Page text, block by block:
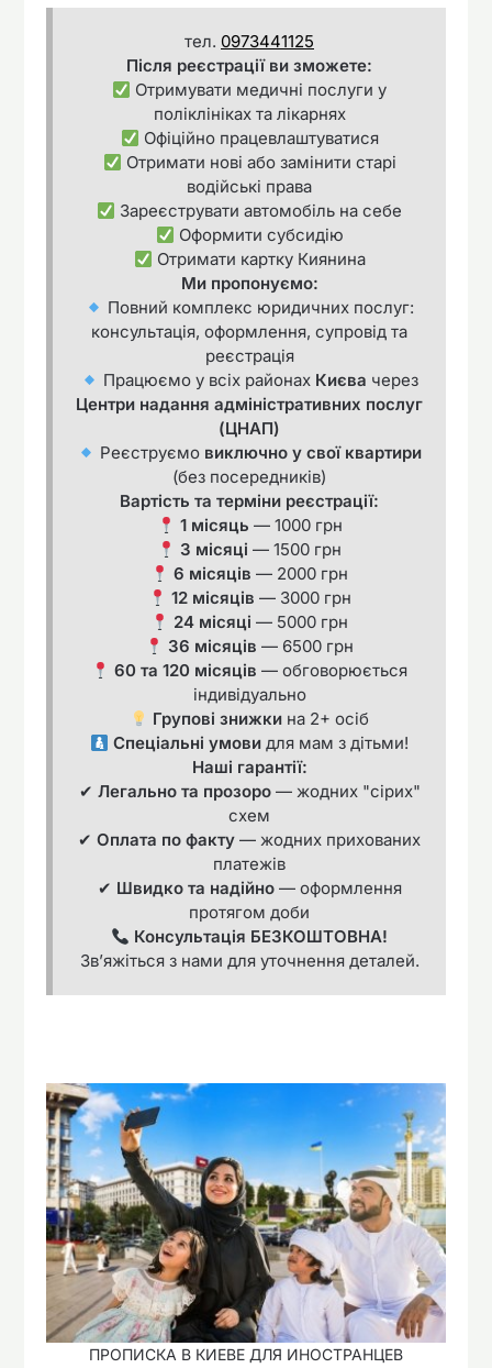
тел. 0973441125
Після реєстрації ви зможете:
Отримувати медичні послуги у
поліклініках та лікарнях
Офіційно працевлаштуватися
Отримати нові або замінити старі
водійські права
Зареєструвати автомобіль на себе
Оформити субсидію
Отримати картку Киянина
Ми пропонуємо:
Повний комплекс юридичних послуг:
консультація, оформлення, супровід та
реєстрація
Працюємо у всіх районах Києва через
Центри надання адміністративних послуг
(ЦНАП)
Реєструємо виключно у свої квартири
(без посередників)
Вартість та терміни реєстрації:
1 місяць — 1000 грн
3 місяці — 1500 грн
6 місяців — 2000 грн
12 місяців — 3000 грн
24 місяці — 5000 грн
36 місяців — 6500 грн
60 та 120 місяців — обговорюється
індивідуально
Групові знижки на 2+ осіб
Спеціальні умови для мам з дітьми!
Наші гарантії:
✔ Легально та прозоро— жодних "сірих"
схем
✔ Оплата по факту — жодних прихованих
платежів
✔ Швидко та надійно— оформлення
протягом доби
Консультація БЕЗКОШТОВНА!
Зв’яжіться з нами для уточнення деталей.
ПРОПИСКА В КИЕВЕ ДЛЯ ИНОСТРАНЦЕВ